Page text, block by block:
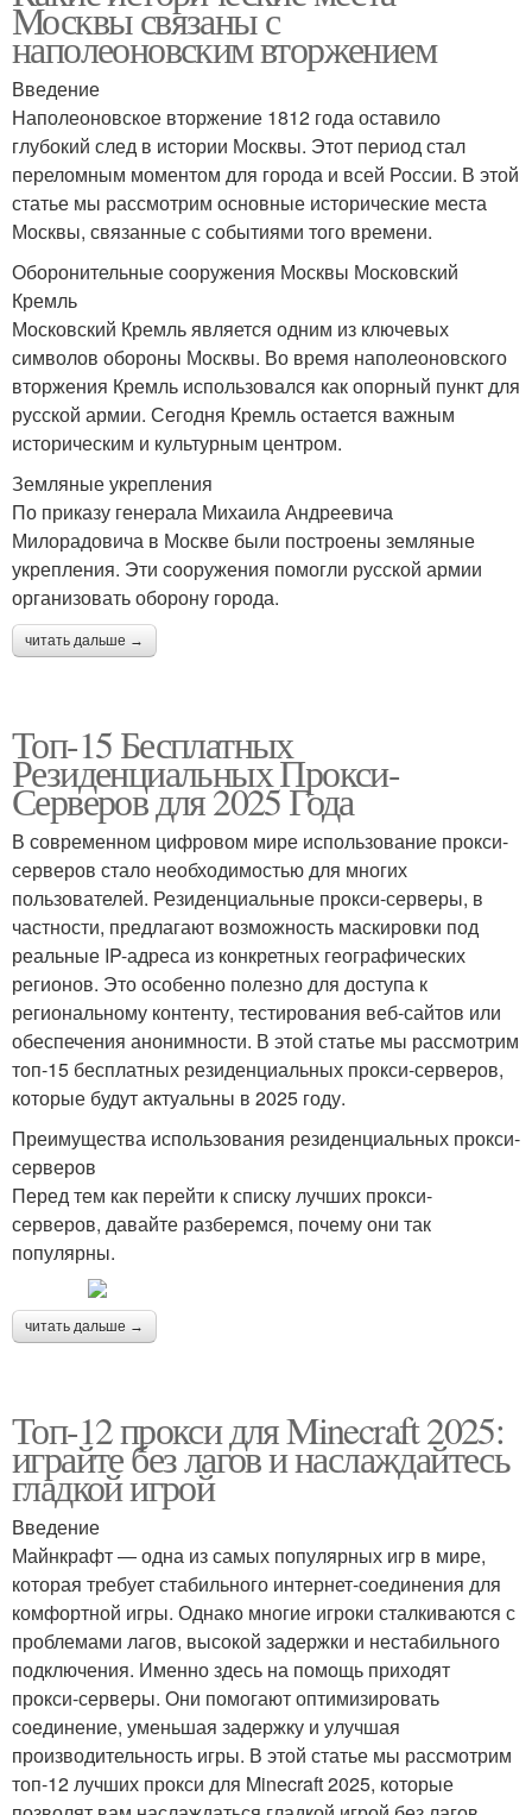
Москвы связаны с
наполеоновским вторжением
Введение
Наполеоновское вторжение 1812 года оставило
глубокий след в истории Москвы. Этот период стал
переломным моментом для города и всей России. В этой
статье мы рассмотрим основные исторические места
Москвы, связанные с событиями того времени.
Оборонительные сооружения Москвы Московский
Кремль
Московский Кремль является одним из ключевых
символов обороны Москвы. Во время наполеоновского
вторжения Кремль использовался как опорный пункт для
русской армии. Сегодня Кремль остается важным
историческим и культурным центром.
Земляные укрепления
По приказу генерала Михаила Андреевича
Милорадовича в Москве были построены земляные
укрепления. Эти сооружения помогли русской армии
организовать оборону города.
читать дальше →
Топ-15 Бесплатных
Резиденциальных Прокси-
Серверов для 2025 Года
В современном цифровом мире использование прокси-
серверов стало необходимостью для многих
пользователей. Резиденциальные прокси-серверы, в
частности, предлагают возможность маскировки под
реальные IP-адреса из конкретных географических
регионов. Это особенно полезно для доступа к
региональному контенту, тестирования веб-сайтов или
обеспечения анонимности. В этой статье мы рассмотрим
топ-15 бесплатных резиденциальных прокси-серверов,
которые будут актуальны в 2025 году.
Преимущества использования резиденциальных прокси-
серверов
Перед тем как перейти к списку лучших прокси-
серверов, давайте разберемся, почему они так
популярны.
читать дальше →
Топ-12 прокси для Minecraft 2025:
играйте без лагов и наслаждайтесь
гладкой игрой
Введение
Майнкрафт — одна из самых популярных игр в мире,
которая требует стабильного интернет-соединения для
комфортной игры. Однако многие игроки сталкиваются с
проблемами лагов, высокой задержки и нестабильного
подключения. Именно здесь на помощь приходят
прокси-серверы. Они помогают оптимизировать
соединение, уменьшая задержку и улучшая
производительность игры. В этой статье мы рассмотрим
топ-12 лучших прокси для Minecraft 2025, которые